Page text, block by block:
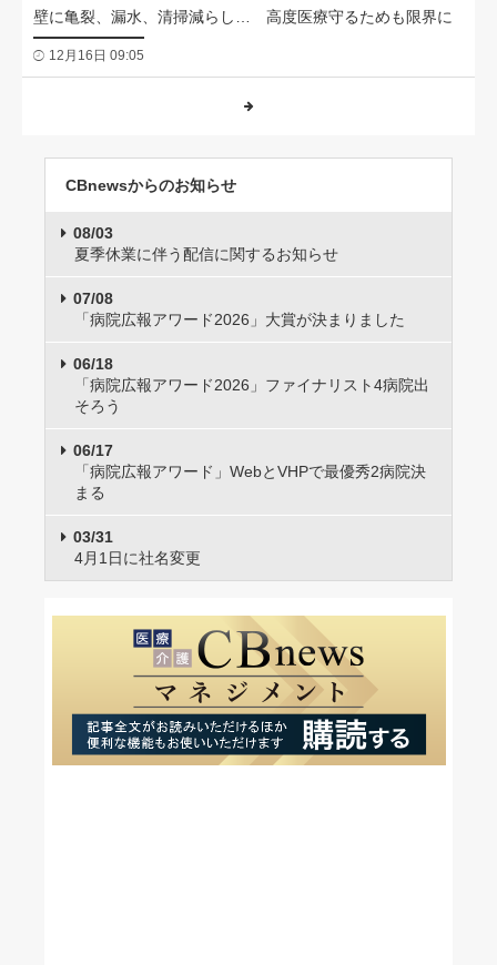
壁に亀裂、漏水、清掃減らし… 高度医療守るためも限界に
12月16日 09:05
CBnewsからのお知らせ
08/03
夏季休業に伴う配信に関するお知らせ
07/08
「病院広報アワード2026」大賞が決まりました
06/18
「病院広報アワード2026」ファイナリスト4病院出
そろう
06/17
「病院広報アワード」WebとVHPで最優秀2病院決
まる
03/31
4月1日に社名変更